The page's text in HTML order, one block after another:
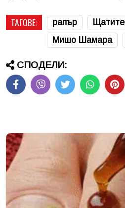
ТАГОВЕ: рапър Щатите
Мишо Шамара
СПОДЕЛИ: